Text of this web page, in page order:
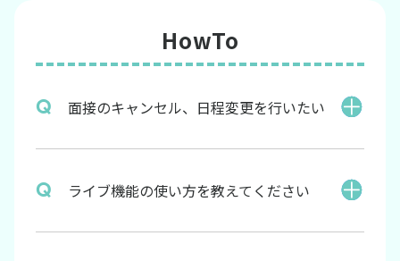
HowTo
面接のキャンセル、日程変更を行いたい
ライブ機能の使い方を教えてください